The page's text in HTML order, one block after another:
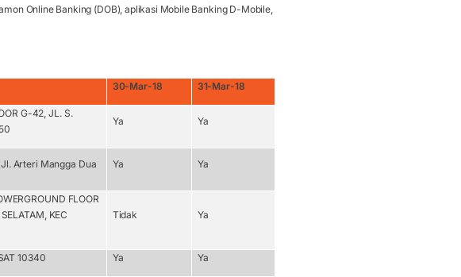
Online Banking (DOB), aplikasi Mobile Banking D-Mobile,
30-Mar-18 31-Mar-18
G-42, JL. S.
Ya Ya
Arteri Mangga Dua Ya Ya
FLOOR
KEC
Tidak Ya
10340 Ya Ya